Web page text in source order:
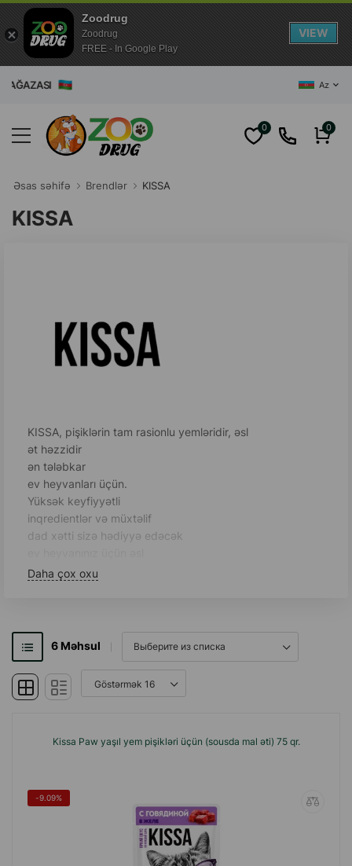
Az
0 0
Əsas səhifə Brendlər KISSA
KISSA
KISSA, pişiklərin tam rasionlu yemləridir, əsl
ət həzzidir
ən tələbkar
ev heyvanları üçün.
Yüksək keyfiyyətli
inqredientlər və müxtəlif
dad xətti sizə hədiyyə edəcək
həzz.
Daha çox oxu
6Məhsul
Kissa Paw yaşıl yem pişikləri üçün (sousda mal əti) 75 qr.
-9.09%
Zoodrug
Zoodrug
FREE - In Google Play
VIEW